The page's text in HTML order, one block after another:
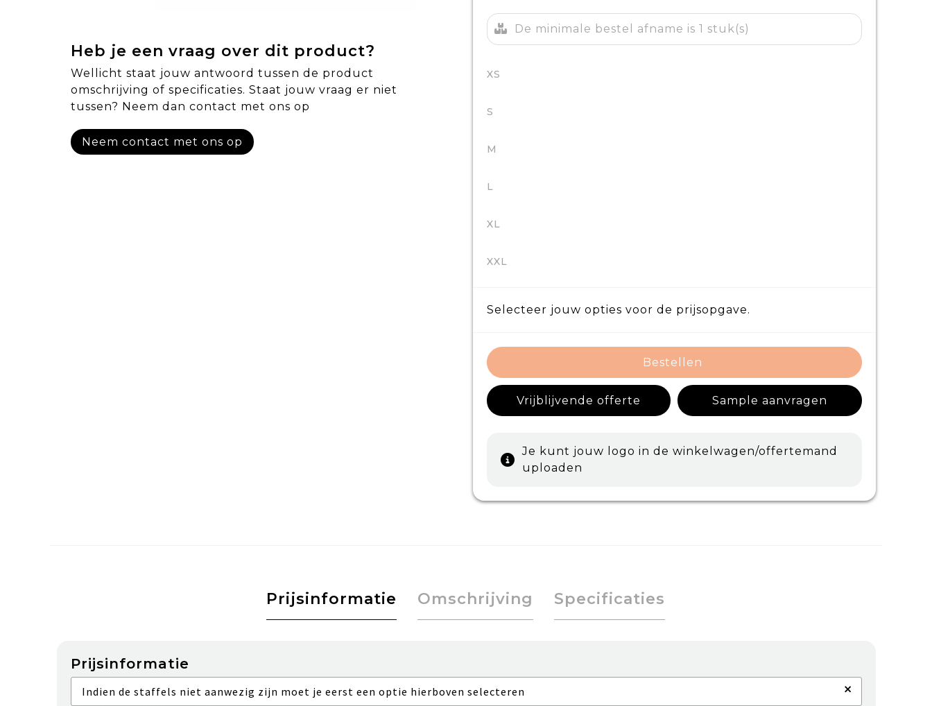
Heb je een vraag over dit product?
Wellicht staat jouw antwoord tussen de product
omschrijving of specificaties. Staat jouw vraag er niet
tussen? Neem dan contact met ons op
Neem contact met ons op
De minimale bestel afname is 1 stuk(s)
XS
S
M
L
XL
XXL
Selecteer jouw opties voor de prijsopgave.
Bestellen
Vrijblijvende offerte Sample aanvragen
Je kunt jouw logo in de winkelwagen/offertemand
uploaden
Prijsinformatie Omschrijving Specificaties
Prijsinformatie
Indien de staffels niet aanwezig zijn moet je eerst een optie hierboven selecteren ×